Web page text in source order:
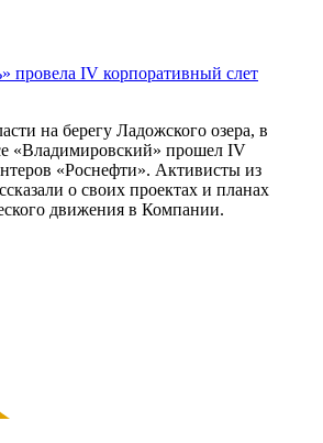
провела IV корпоративный слет
на берегу Ладожского озера, в
«Владимировский» прошел IV
«Роснефти». Активисты из
о своих проектах и планах
движения в Компании.